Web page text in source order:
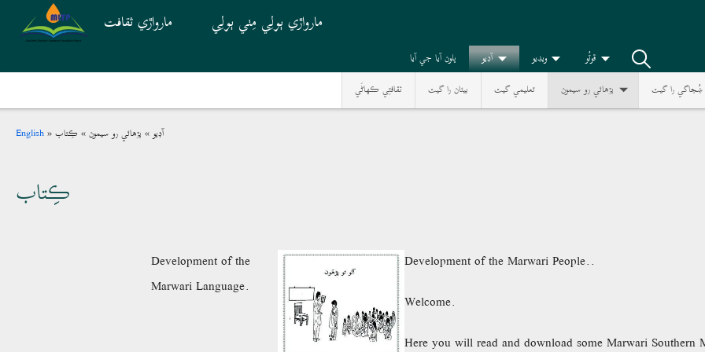
Skip to main content مارواڙي ثقافت مارواڙي ٻولِي مِٺي ٻولِي
ڀلون آيا جي آيا
آڊيو
ثقافتِي ڪھاڻَي
بيئان را گيت تعليمي گيت پڙھائي رو سيمون ښُجاگي را گيت
ويڊيو ڦوٽُو
Breadcrumb
English آڊيو پڙھائي رو سيمون ڪِتاب
ڪِتاب
Development of the
Marwari Language.
Development of the Marwari People..
Welcome.
Here you will read and download some Marwari